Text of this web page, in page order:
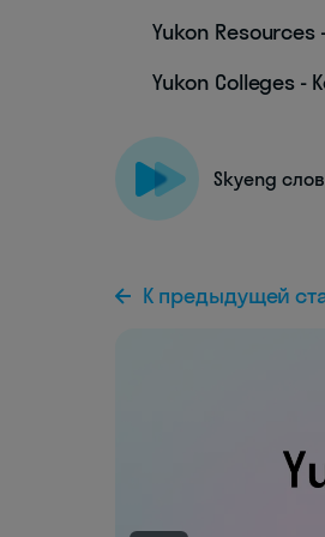
Yukon
Yukon Colleges -
Skyeng
К предыдущей